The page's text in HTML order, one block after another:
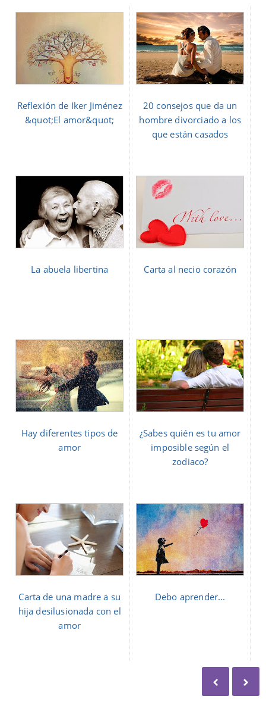
Reflexión de Iker Jiménez
&quot;El amor&quot;
20 consejos que da un
hombre divorciado a los
que están casados
La abuela libertina Carta al necio corazón
Hay diferentes tipos de
amor
¿Sabes quién es tu amor
imposible según el
zodiaco?
Carta de una madre a su
hija desilusionada con el
amor
Debo aprender...